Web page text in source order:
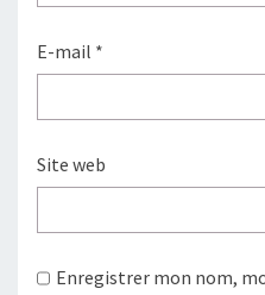
E-mail *
Site web
Enregistrer mon nom,